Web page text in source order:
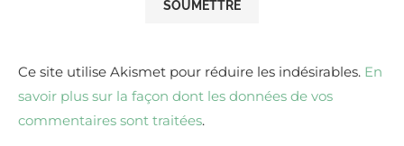
Ce site utilise Akismet pour réduire les indésirables. En
savoir plus sur la façon dont les données de vos
commentaires sont traitées.